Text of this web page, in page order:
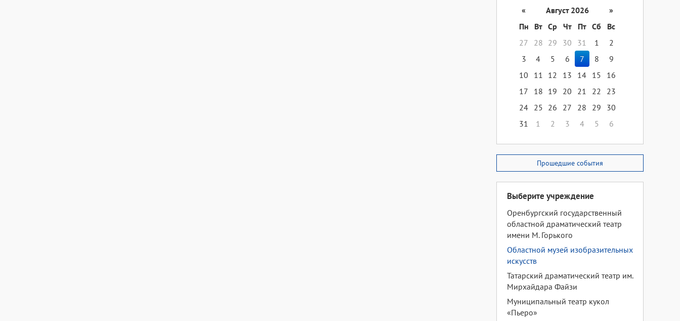
« Август 2026
»
Пн
Вт Ср Чт Пт Сб
Вс
27
28 29 30 31 1
2
3
4 5 6 7 8
9
10
11 12 13 14 15
16
17
18 19 20 21 22
23
24 25 26 27 28 29
30
31
1 2 3 4 5 6
Прошедшие события
Выберите учреждение
Оренбургский государственный
областной драматический театр
имени М. Горького
Областной музей изобразительных
искусств
Татарский драматический театр им.
Мирхайдара Файзи
Муниципальный театр кукол
«Пьеро»